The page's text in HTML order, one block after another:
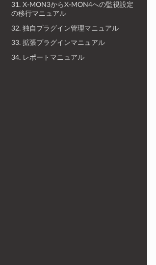
31. X-MON3からX-MON4への監視設定
の移行マニュアル
32. 独自プラグイン管理マニュアル
33. 拡張プラグインマニュアル
34. レポートマニュアル